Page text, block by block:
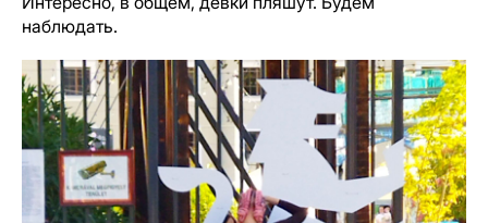
наблюдать.